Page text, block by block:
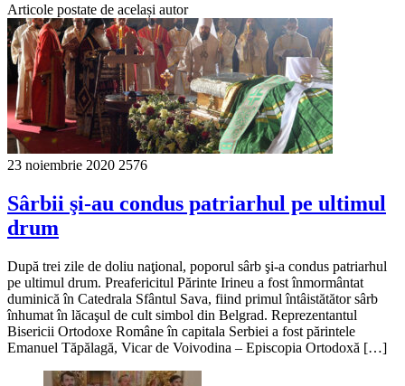
Articole postate de același autor
23 noiembrie 2020 2576
Sârbii şi-au condus patriarhul pe ultimul
drum
După trei zile de doliu naţional, poporul sârb şi-a condus patriarhul
pe ultimul drum. Preafericitul Părinte Irineu a fost înmormântat
duminică în Catedrala Sfântul Sava, fiind primul întâistătător sârb
înhumat în lăcaşul de cult simbol din Belgrad. Reprezentantul
Bisericii Ortodoxe Române în capitala Serbiei a fost părintele
Emanuel Tăpălagă, Vicar de Voivodina – Episcopia Ortodoxă […]